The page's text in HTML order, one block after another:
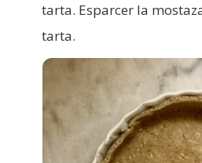
tarta. Esparcer la
tarta.